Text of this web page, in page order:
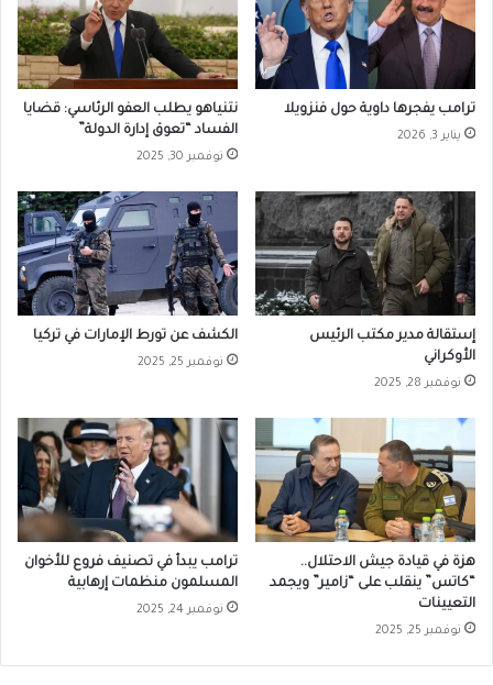
ترامب يفجرها داوية حول فنزويلا
يناير 3, 2026
نتنياهو يطلب العفو الرئاسي: قضايا
الفساد “تعوق إدارة الدولة”
نوفمبر 30, 2025
إستقالة مدير مكتب الرئيس
الأوكراني
نوفمبر 28, 2025
الكشف عن تورط الإمارات في تركيا
نوفمبر 25, 2025
هزة في قيادة جيش الاحتلال..
“كاتس” ينقلب على “زامير” ويجمد
التعيينات
نوفمبر 25, 2025
ترامب يبدأ في تصنيف فروع للأخوان
المسلمون منظمات إرهابية
نوفمبر 24, 2025